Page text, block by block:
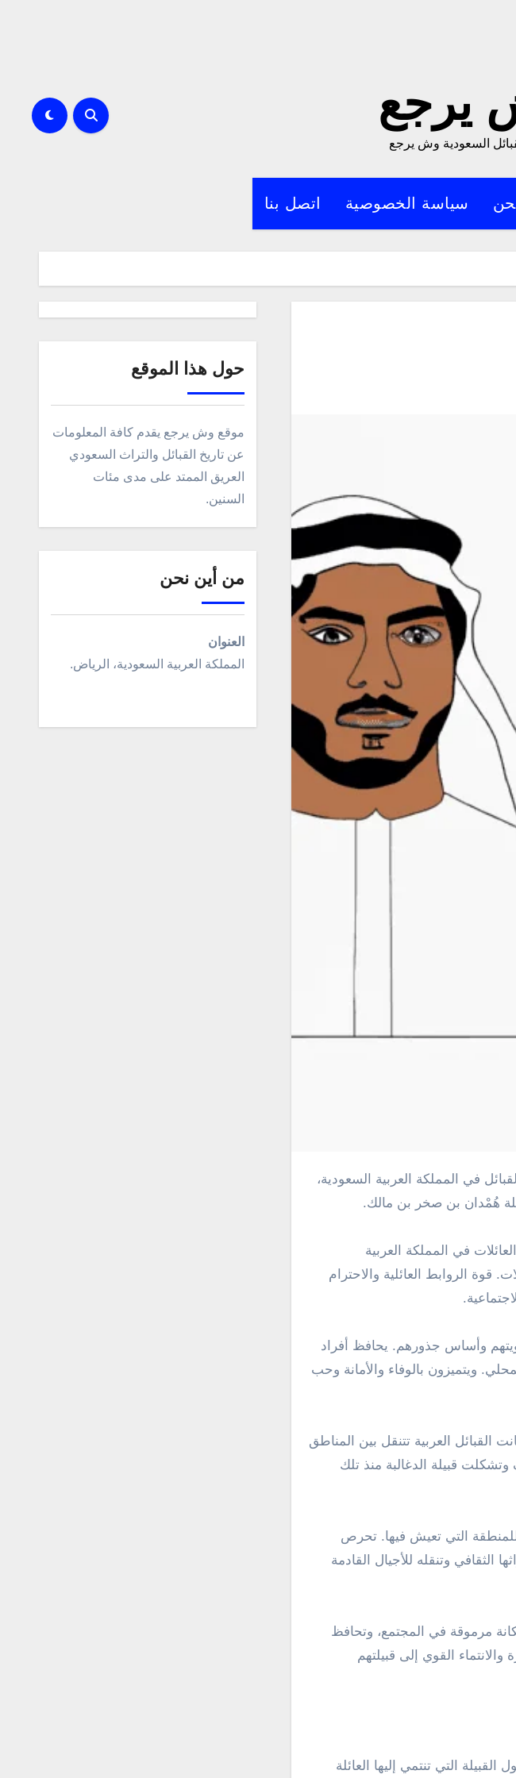
يرجع
السعودية وش يرجع
سياسة الخصوصية اتصل بنا
هُمْدان بن صخر بن مالك.
في المملكة العربية
قوة الروابط العائلية والاحترام
وأساس جذورهم. يحافظ أفراد
ويتميزون بالوفاء والأمانة وحب
العربية تتنقل بين المناطق
قبيلة الدغالبة منذ تلك
للمنطقة التي تعيش فيها. تحرص
الثقافي وتنقله للأجيال القادمة
مرموقة في المجتمع، وتحافظ
والانتماء القوي إلى قبيلتهم
التي تنتمي إليها العائلة
حول هذا الموقع
موقع وش يرجع يقدم كافة المعلومات
عن تاريخ القبائل والتراث السعودي
العريق الممتد على مدى مئات
السنين.
من أين نحن
العنوان
المملكة العربية السعودية، الرياض.